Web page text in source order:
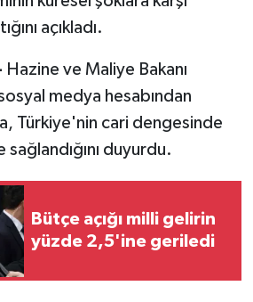
açıkladı.
Hazine ve Maliye Bakanı
medya hesabından
Türkiye'nin cari dengesinde
duyurdu.
Bütçe açığı milli gelirin
yüzde 2,5'ine geriledi